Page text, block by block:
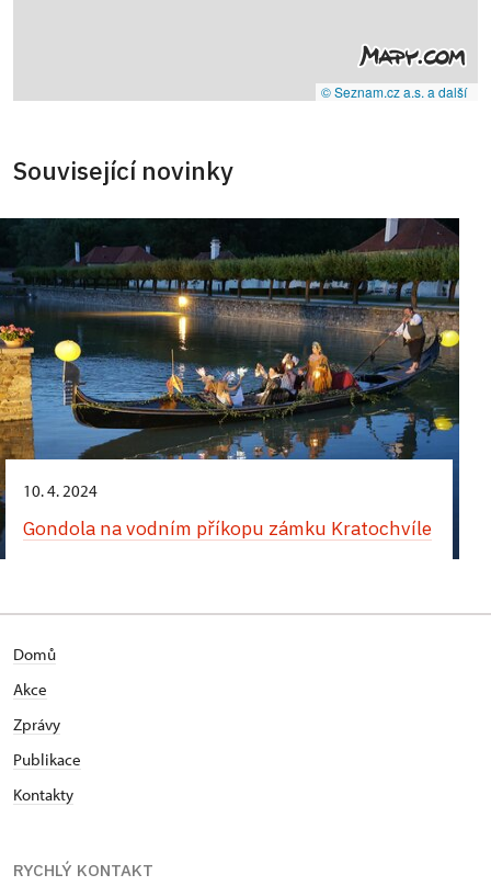
© Seznam.cz a.s. a další
Související novinky
10. 4. 2024
Gondola na vodním příkopu zámku Kratochvíle
Domů
Akce
Zprávy
Publikace
Kontakty
RYCHLÝ KONTAKT